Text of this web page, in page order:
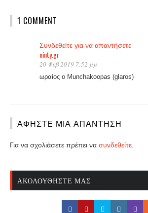
1 COMMENT
Συνδεθείτε για να απαντήσετε
ninty.gr
20 Φεβ 2019 7:52 μμ
ωραίος ο Munchakoopas (glaros)
ΑΦΉΣΤΕ ΜΙΑ ΑΠΆΝΤΗΣΗ
Για να σχολιάσετε πρέπει να συνδεθείτε
ΑΚΟΛΟΥΘΉΣΤΕ ΜΑΣ